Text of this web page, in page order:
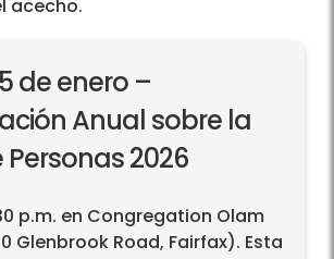
acecho.
de enero –
Anual sobre la
2026
p.m. en Congregation Olam
Glenbrook Road, Fairfax). Esta